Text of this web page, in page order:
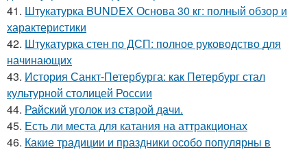
41. Штукатурка BUNDEX Основа 30 кг: полный обзор и
характеристики
42. Штукатурка стен по ДСП: полное руководство для
начинающих
43. История Санкт-Петербурга: как Петербург стал
культурной столицей России
44. Райский уголок из старой дачи.
45. Есть ли места для катания на аттракционах
46. Какие традиции и праздники особо популярны в